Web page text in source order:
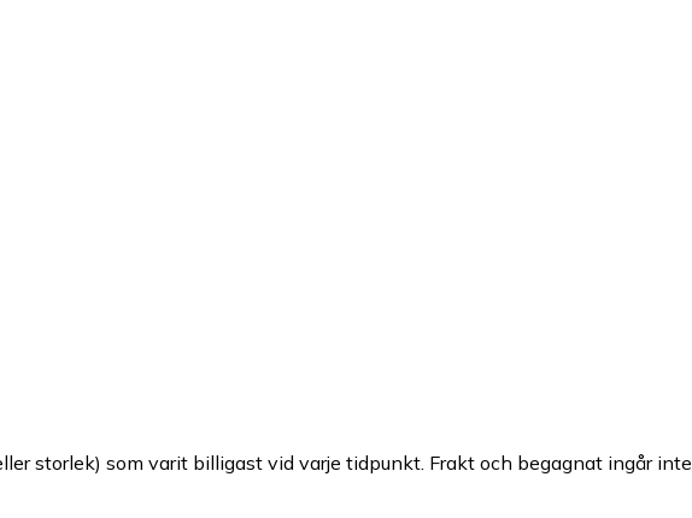
storlek) som varit billigast vid varje tidpunkt. Frakt och begagnat ingår inte.